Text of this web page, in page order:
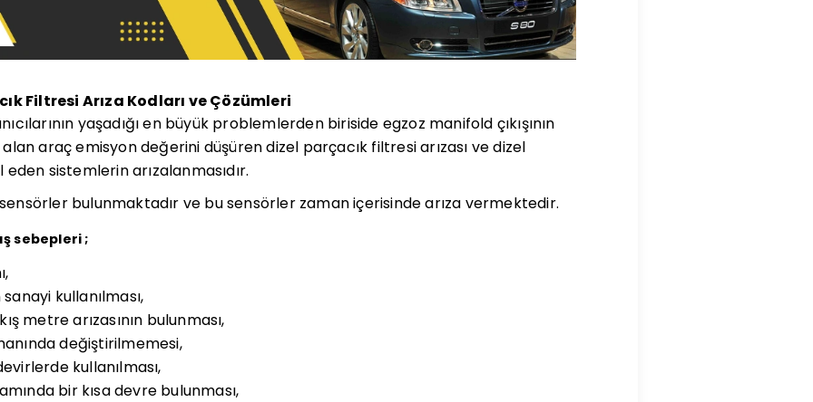
Filtresi Arıza Kodları ve Çözümleri
yaşadığı en büyük problemlerden biriside egzoz manifold çıkışının
araç emisyon değerini düşüren dizel parçacık filtresi arızası ve dizel
sistemlerin arızalanmasıdır.
bulunmaktadır ve bu sensörler zaman içerisinde arıza vermektedir.
sebepleri ;
kullanılması,
metre arızasının bulunması,
değiştirilmemesi,
kullanılması,
bir kısa devre bulunması,